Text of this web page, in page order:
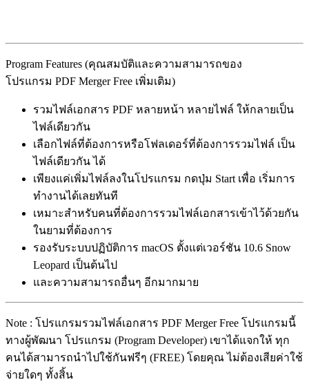
Program Features (คุณสมบัติและความสามารถของ
โปรแกรม PDF Merger Free เพิ่มเติม)
รวมไฟล์เอกสาร PDF หลายหน้า หลายไฟล์ ให้กลายเป็น
ไฟล์เดียวกัน
เลือกไฟล์ที่ต้องการหรือโฟลเดอร์ที่ต้องการรวมไฟล์ เป็น
ไฟล์เดียวกัน ได้
เพียงแค่เพิ่มไฟล์ลงในโปรแกรม กดปุ่ม Start เพื่อ เริ่มการ
ทำงานได้เลยทันที
เหมาะสำหรับคนที่ต้องการรวมไฟล์เอกสารเข้าไว้ด้วยกัน
ในยามที่ต้องการ
รองรับระบบปฏิบัติการ macOS ตั้งแต่เวอร์ชัน 10.6 Snow
Leopard เป็นต้นไป
และความสามารถอื่นๆ อีกมากมาย
Note : โปรแกรมรวมไฟล์เอกสาร PDF Merger Free โปรแกรมนี้
ทางผู้พัฒนา โปรแกรม (Program Developer) เขาได้แจกให้ ทุก
คนได้สามารถนำไปใช้กันฟรีๆ (FREE) โดยคุณ ไม่ต้องเสียค่าใช้
จ่ายใดๆ ทั้งสิ้น